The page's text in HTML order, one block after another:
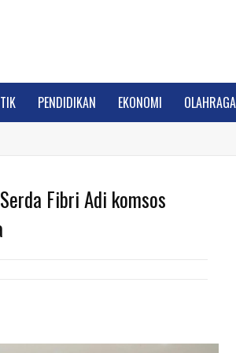
PENDIDIKAN EKONOMI OLAHRAGA
Fibri Adi komsos